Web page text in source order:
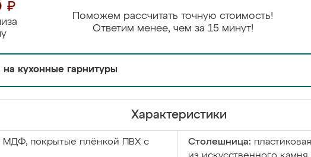
₽
Поможем рассчитать точную стоимость!
Ответим менее, чем за 15 минут!
на кухонные гарнитуры
Характеристики
МДФ, покрытые плёнкой ПВХ с
Столешница: